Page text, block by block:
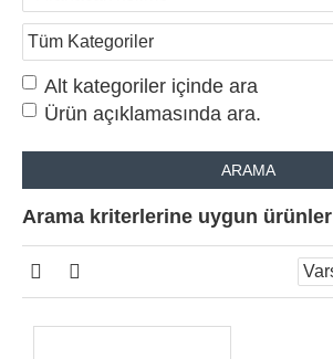
Alt kategoriler içinde ara
Ürün açıklamasında ara.
ARAMA
Arama kriterlerine uygun ürünler